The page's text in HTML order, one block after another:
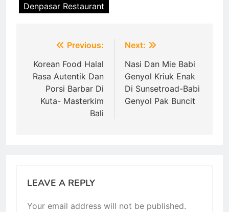
Denpasar Restaurant
navigation
Previous:
Korean Food Halal
Rasa Autentik Dan
Porsi Barbar Di
Kuta- Masterkim
Bali
Next:
Nasi Dan Mie Babi
Genyol Kriuk Enak
Di Sunsetroad-Babi
Genyol Pak Buncit
LEAVE A REPLY
Your email address will not be published.